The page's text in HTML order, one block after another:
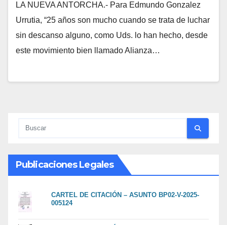
LA NUEVA ANTORCHA.- Para Edmundo Gonzalez
Urrutia, “25 años son mucho cuando se trata de luchar
sin descanso alguno, como Uds. lo han hecho, desde
este movimiento bien llamado Alianza…
Publicaciones Legales
CARTEL DE CITACIÓN – ASUNTO BP02-V-2025-
005124